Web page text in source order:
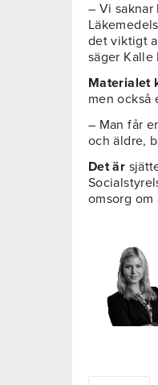
– Vi
det viktigt
säger Kalle
Materialet
men också
– Man får
och äldre,
Det är
omsorg om